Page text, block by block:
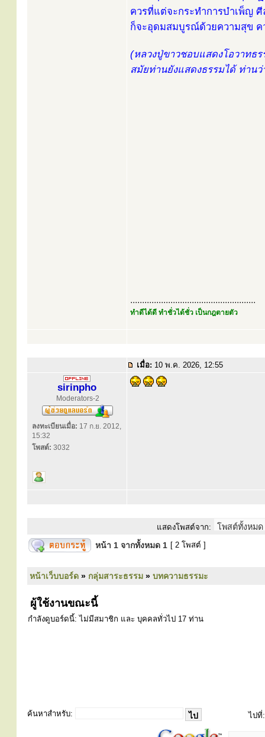
ควรที่แต่จะกระทำการบำเพ็ญ
ก็จะอุดมสมบูรณ์ด้วยความสุข ค
(หลวงปู่ขาวชอบแสดงโอวาทธ
สมัยท่านยังแสดงธรรมได้ ท่าน
.....................................................
ทำดีได้ดี ทำชั่วได้ชั่ว เป็นกฎตายตัว
เมื่อ: 10 พ.ค. 2026, 12:55
sirinpho
Moderators-2
ลงทะเบียนเมื่อ: 17 ก.ย. 2012,
15:32
โพสต์: 3032
แสดงโพสต์จาก:
หน้า 1 จากทั้งหมด 1 [ 2 โพสต์ ]
หน้าเว็บบอร์ด » กลุ่มสาระธรรม » บทความธรรมะ
ผู้ใช้งานขณะนี้
กำลังดูบอร์ดนี้: ไม่มีสมาชิก และ บุคคลทั่วไป 17 ท่าน
ค้นหาสำหรับ: ไปที่: